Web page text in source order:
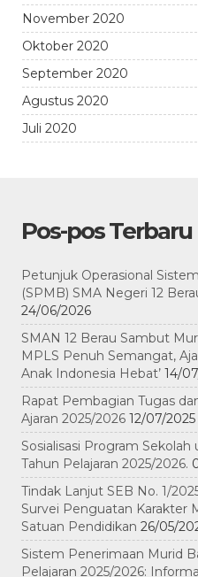
November 2020
Oktober 2020
September 2020
Agustus 2020
Juli 2020
Pos-pos Terbaru
Petunjuk Operasional
(SPMB) SMA Negeri 12
24/06/2026
SMAN 12 Berau Sambut
MPLS Penuh Semangat,
Anak Indonesia Hebat’ 14/
Rapat Pembagian Tugas
Ajaran 2025/2026 12/07/2025
Sosialisasi Program
Tahun Pelajaran 2025/2026.
Tindak Lanjut SEB No. 1/
Survei Penguatan Karakter
Satuan Pendidikan 26/05/
Sistem Penerimaan Murid
Pelajaran 2025/2026: